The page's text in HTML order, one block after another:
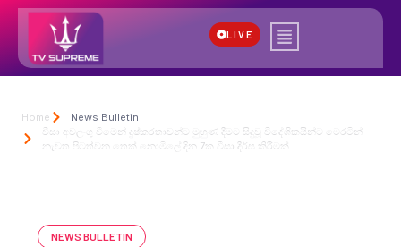
LIVE
Home
News Bulletin
වීසා අවලංගු වීමෙන් දුෂ්කරතාවන්ට මුහුණ දීමට සිදුවූ විදේශිකයින්ට මෙරටින්
නැවත පිටත්වන තෙක් නොමිලේ දින 7ක වීසා දීර්ඝ කිරීමක්
NEWS BULLETIN